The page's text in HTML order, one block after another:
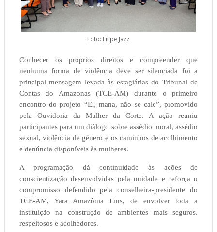
Foto: Filipe Jazz
Conhecer os próprios direitos e compreender que
nenhuma forma de violência deve ser silenciada foi a
principal mensagem levada às estagiárias do Tribunal de
Contas do Amazonas (TCE-AM) durante o primeiro
encontro do projeto “Ei, mana, não se cale”, promovido
pela Ouvidoria da Mulher da Corte. A ação reuniu
participantes para um diálogo sobre assédio moral, assédio
sexual, violência de gênero e os caminhos de acolhimento
e denúncia disponíveis às mulheres.
A programação dá continuidade às ações de
conscientização desenvolvidas pela unidade e reforça o
compromisso defendido pela conselheira-presidente do
TCE-AM, Yara Amazônia Lins, de envolver toda a
instituição na construção de ambientes mais seguros,
respeitosos e acolhedores.